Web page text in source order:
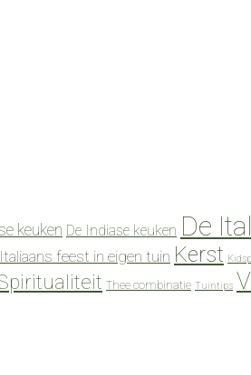
keuken De Indiase keuken De
Italiaans feest in eigen tuin Kerst
Thee combinatie Tuintips